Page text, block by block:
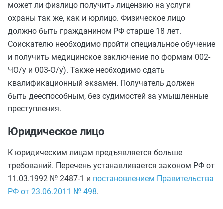
может ли физлицо получить лицензию на услуги
охраны так же, как и юрлицо. Физическое лицо
должно быть гражданином РФ старше 18 лет.
Соискателю необходимо пройти специальное обучение
и получить медицинское заключение по формам 002-
ЧО/у и 003-О/у). Также необходимо сдать
квалификационный экзамен. Получатель должен
быть дееспособным, без судимостей за умышленные
преступления.
Юридическое лицо
К юридическим лицам предъявляется больше
требований. Перечень устанавливается законом РФ от
11.03.1992 № 2487-1 и постановлением Правительства
РФ от 23.06.2011 № 498.